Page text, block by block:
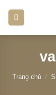
Trang chủ /